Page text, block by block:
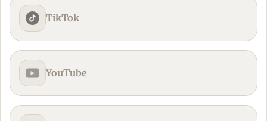
TikTok
YouTube